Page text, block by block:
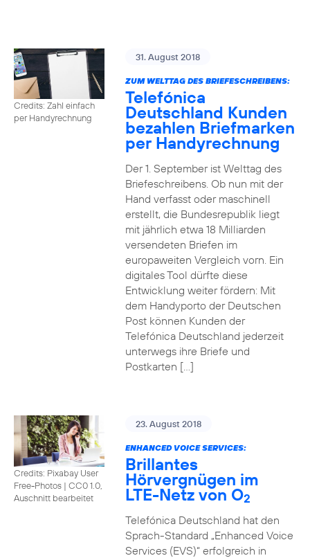
Credits: Zahl einfach
per Handyrechnung
31. August 2018
ZUM WELTTAG DES BRIEFESCHREIBENS:
Telefónica
Deutschland Kunden
bezahlen Briefmarken
per Handyrechnung
Der 1. September ist Welttag des
Briefeschreibens. Ob nun mit der
Hand verfasst oder maschinell
erstellt, die Bundesrepublik liegt
mit jährlich etwa 18 Milliarden
versendeten Briefen im
europaweiten Vergleich vorn. Ein
digitales Tool dürfte diese
Entwicklung weiter fördern: Mit
dem Handyporto der Deutschen
Post können Kunden der
Telefónica Deutschland jederzeit
unterwegs ihre Briefe und
Postkarten […]
Credits: Pixabay User
Free-Photos | CC0 1.0,
Auschnitt bearbeitet
23. August 2018
ENHANCED VOICE SERVICES:
Brillantes
Hörvergnügen im
LTE-Netz von O2
Telefónica Deutschland hat den
Sprach-Standard „Enhanced Voice
Services (EVS)“ erfolgreich in